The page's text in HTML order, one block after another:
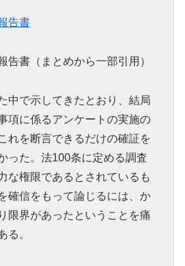
告書
書（まとめから一部引用）
中で示してきたとおり、結局
項に係るアンケートの実施の
れを断言できるだけの確証を
った。法100条に定める調査
な権限であるとされているも
確信をもって論じるには、か
限界があったということを痛
る。